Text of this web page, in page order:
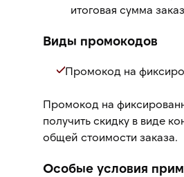
итоговая сумма
Виды промокодов
Промокод на
Промокод на
получить скидку в виде
общей стоимости заказа.
Особые условия